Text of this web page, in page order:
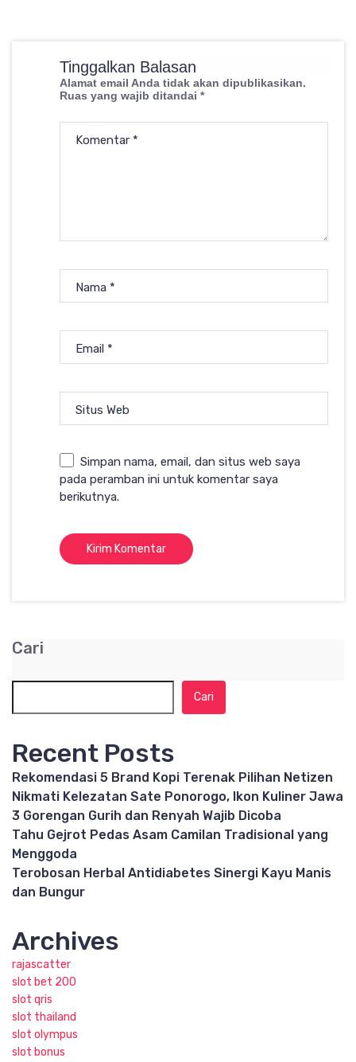
Tinggalkan Balasan
Alamat email Anda tidak akan dipublikasikan.
Ruas yang wajib ditandai *
Komentar *
Nama *
Email *
Situs Web
Simpan nama, email, dan situs web saya
pada peramban ini untuk komentar saya
berikutnya.
Cari
Cari
Recent Posts
Rekomendasi 5 Brand Kopi Terenak Pilihan Netizen
Nikmati Kelezatan Sate Ponorogo, Ikon Kuliner Jawa
3 Gorengan Gurih dan Renyah Wajib Dicoba
Tahu Gejrot Pedas Asam Camilan Tradisional yang
Menggoda
Terobosan Herbal Antidiabetes Sinergi Kayu Manis
dan Bungur
Archives
rajascatter
slot bet 200
slot qris
slot thailand
slot olympus
slot bonus